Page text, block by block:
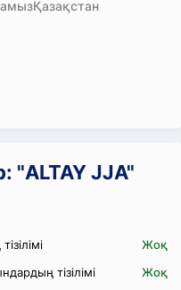
"ALTAY JJА"
Жоқ
тізілімі
Жоқ